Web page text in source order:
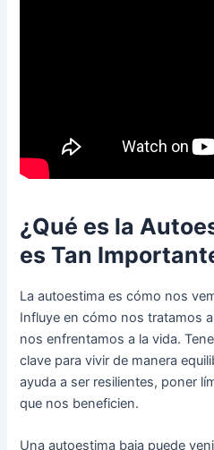
¿Qué es la
es Tan
La autoestima es cómo nos
Influye en cómo nos tratamos
nos enfrentamos a la vida.
clave para vivir de manera
ayuda a ser resilientes, poner
que nos beneficien.
Una autoestima baja puede